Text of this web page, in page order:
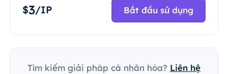
$3/IP Bắt đầu sử dụng
Tìm kiếm giải pháp cá nhân hóa? Liên hệ